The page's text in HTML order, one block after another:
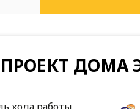
ДОМА